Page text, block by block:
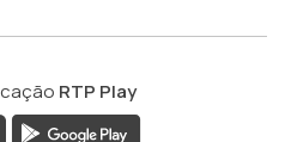
RTP Play